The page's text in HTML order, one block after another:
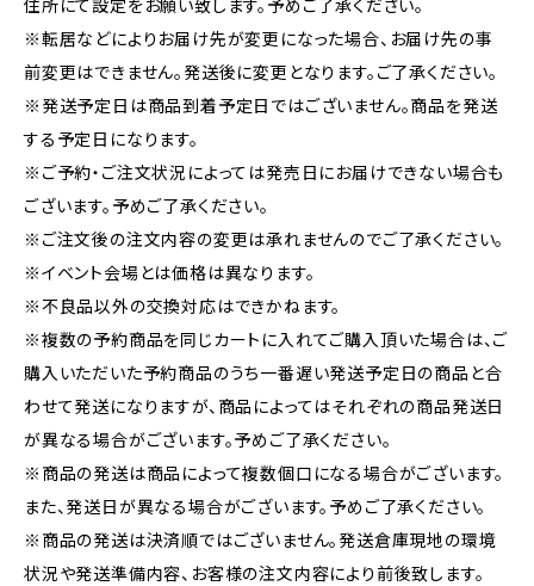
住所にて設定をお願い致します。予めご了承ください。
※転居などによりお届け先が変更になった場合、お届け先の事
前変更はできません。発送後に変更となります。ご了承ください。
※発送予定日は商品到着予定日ではございません。商品を発送
する予定日になります。
※ご予約・ご注文状況によっては発売日にお届けできない場合も
ございます。予めご了承ください。
※ご注文後の注文内容の変更は承れませんのでご了承ください。
※イベント会場とは価格は異なります。
※不良品以外の交換対応はできかねます。
※複数の予約商品を同じカートに入れてご購入頂いた場合は、ご
購入いただいた予約商品のうち一番遅い発送予定日の商品と合
わせて発送になりますが、商品によってはそれぞれの商品発送日
が異なる場合がございます。予めご了承ください。
※商品の発送は商品によって複数個口になる場合がございます。
また、発送日が異なる場合がございます。予めご了承ください。
※商品の発送は決済順ではございません。発送倉庫現地の環境
状況や発送準備内容、お客様の注文内容により前後致します。